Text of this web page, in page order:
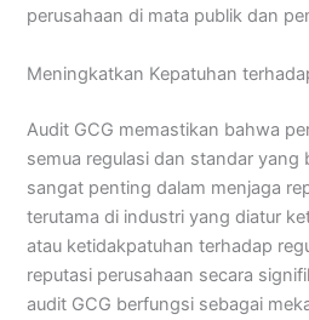
perusahaan di mata publik dan
Meningkatkan Kepatuhan
Audit GCG memastikan bahwa
semua regulasi dan standar yang
sangat penting dalam menjaga
terutama di industri yang diatur
atau ketidakpatuhan terhadap
reputasi perusahaan secara
audit GCG berfungsi sebagai